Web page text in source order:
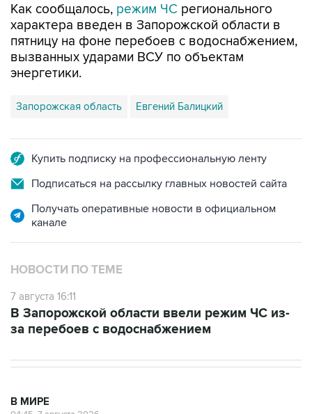
Как сообщалось, режим ЧС регионального
характера введен в Запорожской области в
пятницу на фоне перебоев с водоснабжением,
вызванных ударами ВСУ по объектам
энергетики.
Запорожская область Евгений Балицкий
Купить подписку на профессиональную ленту
Подписаться на рассылку главных новостей сайта
Получать оперативные новости в официальном
канале
НОВОСТИ ПО ТЕМЕ
7 августа 16:11
В Запорожской области ввели режим ЧС из-
за перебоев с водоснабжением
В МИРЕ